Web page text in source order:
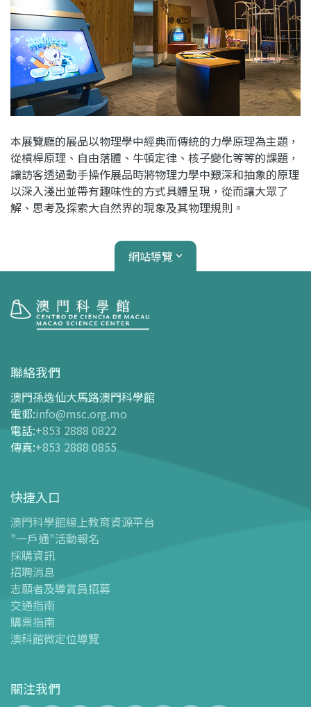
本展覽廳的展品以物理學中經典而傳統的力學原理為主題，
從槓桿原理、自由落體、牛頓定律、核子變化等等的課題，
讓訪客透過動手操作展品時將物理力學中艱深和抽象的原理
以深入淺出並帶有趣味性的方式具體呈現，從而讓大眾了
解、思考及探索大自然界的現象及其物理規則。
網站導覽
開放時間
交通指南
購票指南
- 網上購票
- 門票及優惠表
導覽圖
- 導覽圖
- 澳科館微定位導覽
場館設施
- 科學館兒童世界
- 展覽中心
- 天文館
- 會議中心
數字化製造實驗室 (FABLAB)
聯絡我們
澳門孫逸仙大馬路澳門科學館
電郵:info@msc.org.mo
電話:+853 2888 0822
傳真:+853 2888 0855
快捷入口
澳門科學館線上教育資源平台
"一戶通"活動報名
採購資訊
招聘消息
志願者及導賞員招募
交通指南
購票指南
澳科館微定位導覽
關注我們